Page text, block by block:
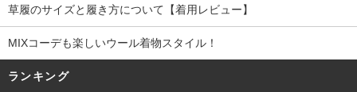
草履のサイズと履き方について【着用レビュー】
MIXコーデも楽しいウール着物スタイル！
ランキング